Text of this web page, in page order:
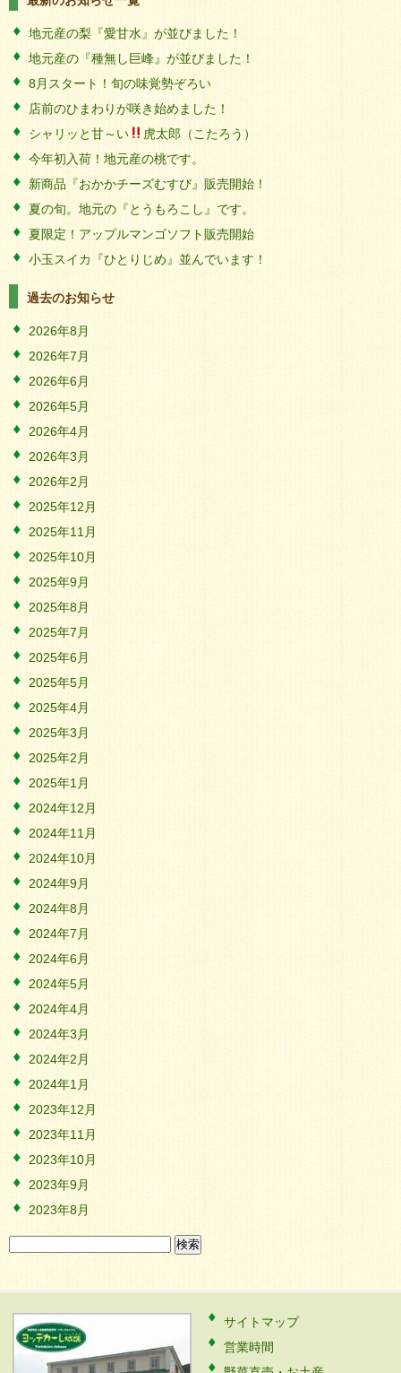
地元産の梨『愛甘水』が並びました！
地元産の『種無し巨峰』が並びました！
8月スタート！旬の味覚勢ぞろい
店前のひまわりが咲き始めました！
シャリッと甘～い
虎太郎（こたろう）
今年初入荷！地元産の桃です。
新商品『おかかチーズむすび』販売開始！
夏の旬。地元の『とうもろこし』です。
夏限定！アップルマンゴソフト販売開始
小玉スイカ『ひとりじめ』並んでいます！
過去のお知らせ
2026年8月
2026年7月
2026年6月
2026年5月
2026年4月
2026年3月
2026年2月
2025年12月
2025年11月
2025年10月
2025年9月
2025年8月
2025年7月
2025年6月
2025年5月
2025年4月
2025年3月
2025年2月
2025年1月
2024年12月
2024年11月
2024年10月
2024年9月
2024年8月
2024年7月
2024年6月
2024年5月
2024年4月
2024年3月
2024年2月
2024年1月
2023年12月
2023年11月
2023年10月
2023年9月
2023年8月
索:
サイトマップ
営業時間